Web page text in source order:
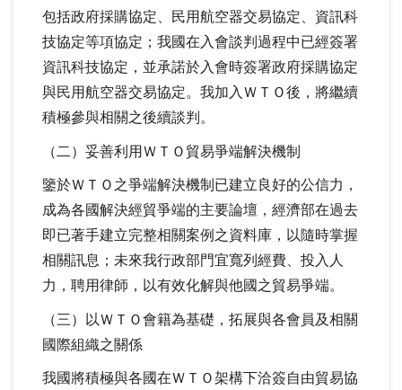
包括政府採購協定、民用航空器交易協定、資訊科
技協定等項協定；我國在入會談判過程中已經簽署
資訊科技協定，並承諾於入會時簽署政府採購協定
與民用航空器交易協定。我加入ＷＴＯ後，將繼續
積極參與相關之後續談判。
（二）妥善利用ＷＴＯ貿易爭端解決機制
鑒於ＷＴＯ之爭端解決機制已建立良好的公信力，
成為各國解決經貿爭端的主要論壇，經濟部在過去
即已著手建立完整相關案例之資料庫，以隨時掌握
相關訊息；未來我行政部門宜寬列經費、投入人
力，聘用律師，以有效化解與他國之貿易爭端。
（三）以ＷＴＯ會籍為基礎，拓展與各會員及相關
國際組織之關係
我國將積極與各國在ＷＴＯ架構下洽簽自由貿易協